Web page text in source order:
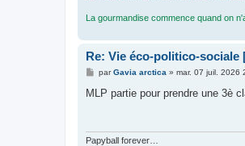
La gourmandise commence quand on
Re: Vie éco-politico-sociale
M
s
parGavia arctica » mar. 07 juil. 2026
MLP partie pour prendre une 3è
Papyball forever…